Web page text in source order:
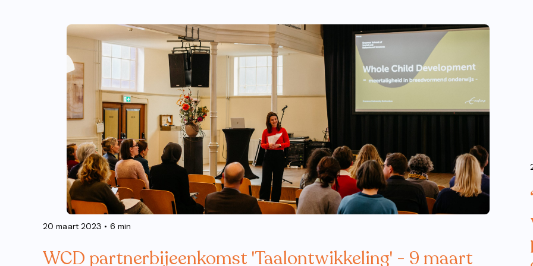
20 maart 2023 • 6 min
WCD partnerbijeenkomst 'Taalontwikkeling' - 9 maart